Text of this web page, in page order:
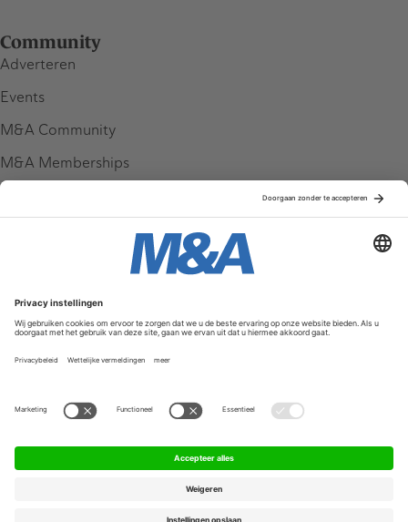
Community
Adverteren
Events
M&A Community
M&A Memberships
Service & Contact
Contact
FAQ
Werken bij ons
Algemene Voorwaarden